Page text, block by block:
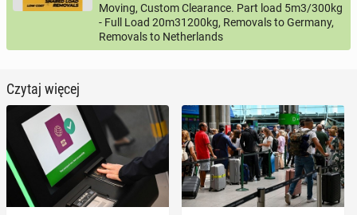
Moving, Custom Clearance. Part load 5m3/300kg
- Full Load 20m31200kg, Removals to Germany,
Removals to Netherlands
Czytaj więcej